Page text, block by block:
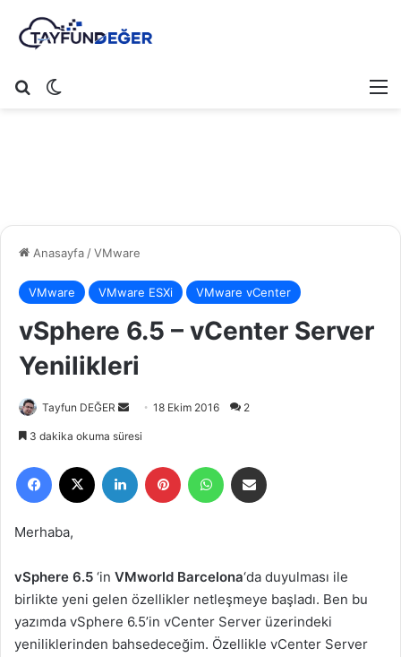
Arama yap ...
Anasayfa/VMware
VMware VMware ESXi VMware vCenter
vSphere 6.5 – vCenter Server
Yenilikleri
Tayfun DEĞER
e
-
t
a
g
ö
18 Ekim 2016 2
3 dakika okuma süresi
Merhaba,
vSphere 6.5 ‘in VMworld Barcelona‘da duyulması ile
birlikte yeni gelen özellikler netleşmeye başladı. Ben bu
yazımda vSphere 6.5’in vCenter Server üzerindeki
yeniliklerinden bahsedeceğim. Özellikle vCenter Server